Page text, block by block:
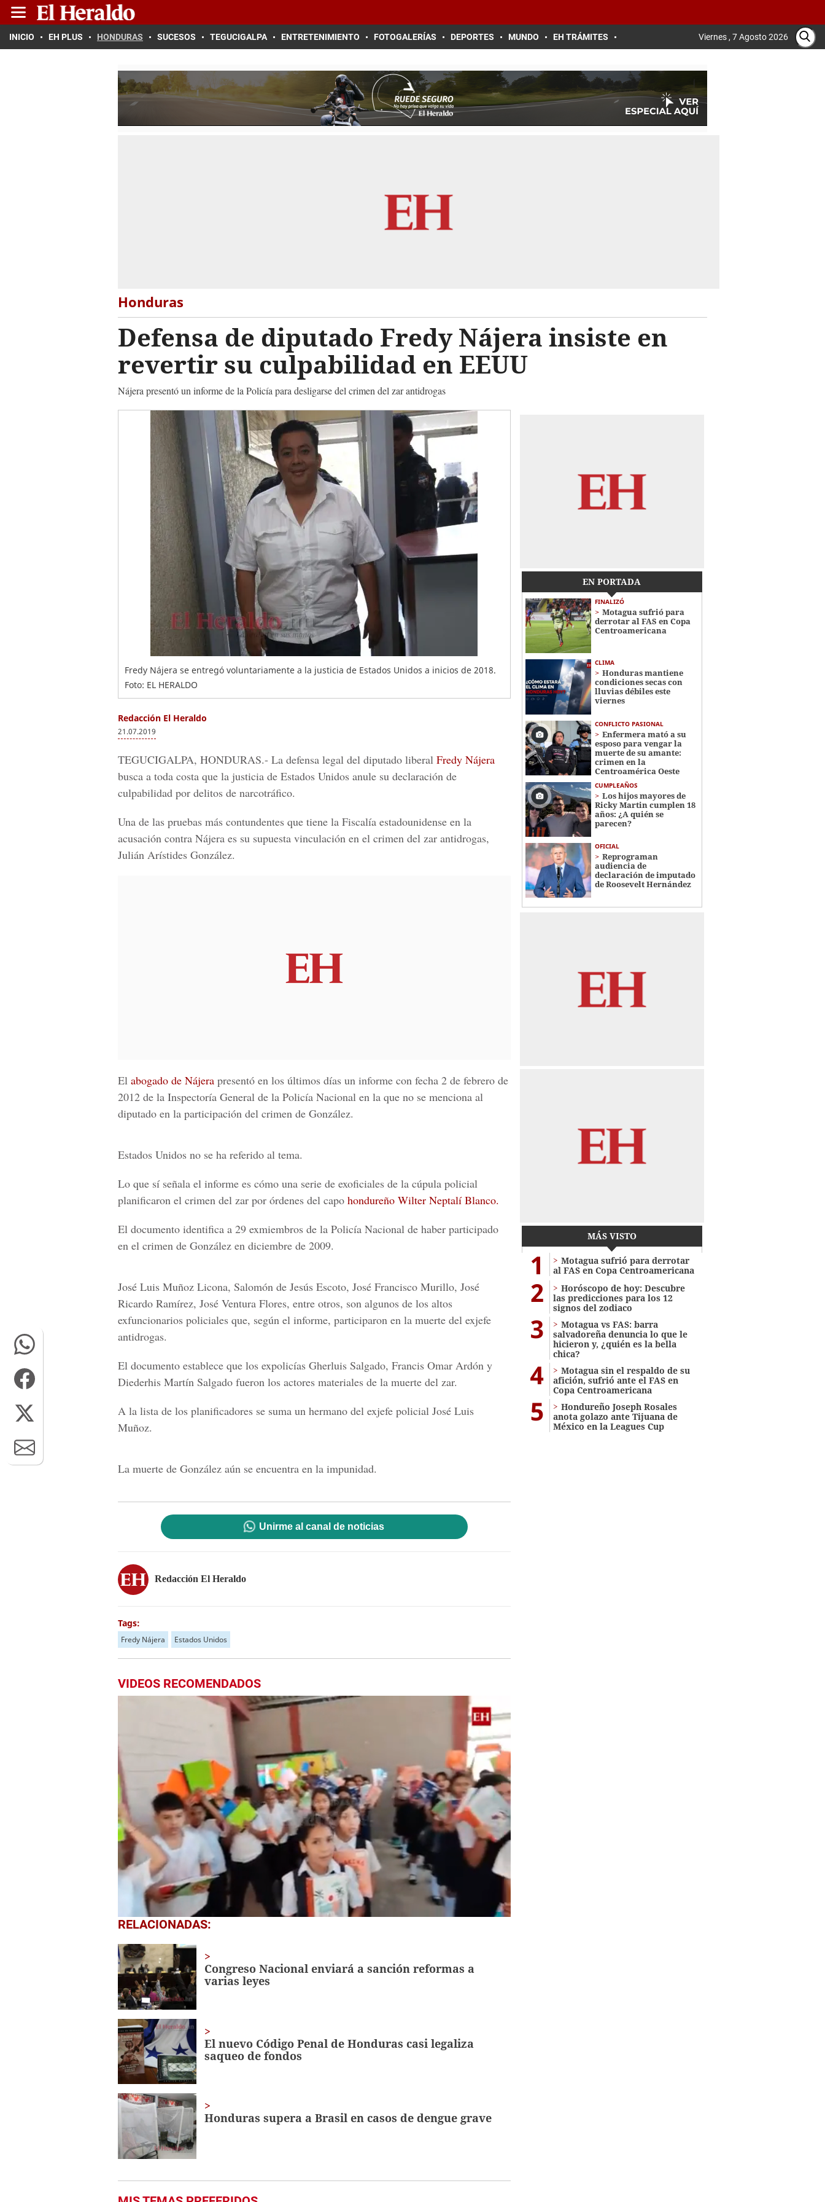
INICIO EH PLUS HONDURAS SUCESOS TEGUCIGALPA ENTRETENIMIENTO FOTOGALERÍAS DEPORTES MUNDO EH TRÁMITES Viernes , 7 Agosto 2026
Honduras
Defensa de diputado Fredy Nájera insiste en
revertir su culpabilidad en EEUU
Nájera presentó un informe de la Policía para desligarse del crimen del zar antidrogas
Fredy Nájera se entregó voluntariamente a la justicia de Estados Unidos a inicios de 2018.
Foto: EL HERALDO
Redacción El Heraldo
21.07.2019
TEGUCIGALPA, HONDURAS.- La defensa legal del diputado liberal Fredy Nájera
busca a toda costa que la justicia de Estados Unidos anule su declaración de
culpabilidad por delitos de narcotráfico.
Una de las pruebas más contundentes que tiene la Fiscalía estadounidense en la
acusación contra Nájera es su supuesta vinculación en el crimen del zar antidrogas,
Julián Arístides González.
El abogado de Nájera presentó en los últimos días un informe con fecha 2 de febrero de
2012 de la Inspectoría General de la Policía Nacional en la que no se menciona al
diputado en la participación del crimen de González.
Estados Unidos no se ha referido al tema.
Lo que sí señala el informe es cómo una serie de exoficiales de la cúpula policial
planificaron el crimen del zar por órdenes del capo hondureño Wilter Neptalí Blanco.
El documento identifica a 29 exmiembros de la Policía Nacional de haber participado
en el crimen de González en diciembre de 2009.
José Luis Muñoz Licona, Salomón de Jesús Escoto, José Francisco Murillo, José
Ricardo Ramírez, José Ventura Flores, entre otros, son algunos de los altos
exfuncionarios policiales que, según el informe, participaron en la muerte del exjefe
antidrogas.
El documento establece que los expolicías Gherluis Salgado, Francis Omar Ardón y
Diederhis Martín Salgado fueron los actores materiales de la muerte del zar.
A la lista de los planificadores se suma un hermano del exjefe policial José Luis
Muñoz.
La muerte de González aún se encuentra en la impunidad.
Unirme al canal de noticias
Redacción El Heraldo
Tags:
Fredy Nájera Estados Unidos
VIDEOS RECOMENDADOS
0
seconds
1
minute,
56
secondsVolume
0%
RELACIONADAS:
Congreso Nacional enviará a sanción reformas a
varias leyes
El nuevo Código Penal de Honduras casi legaliza
saqueo de fondos
Honduras supera a Brasil en casos de dengue grave
EN PORTADA
FINALIZÓ
Motagua sufrió para
derrotar al FAS en Copa
Centroamericana
CLIMA
Honduras mantiene
condiciones secas con
lluvias débiles este
viernes
CONFLICTO PASIONAL
Enfermera mató a su
esposo para vengar la
muerte de su amante:
crimen en la
Centroamérica Oeste
CUMPLEAÑOS
Los hijos mayores de
Ricky Martin cumplen 18
años: ¿A quién se
parecen?
OFICIAL
Reprograman
audiencia de
declaración de imputado
de Roosevelt Hernández
MÁS VISTO
1
Motagua sufrió para derrotar
al FAS en Copa Centroamericana
2
Horóscopo de hoy: Descubre
las predicciones para los 12
signos del zodiaco
3
Motagua vs FAS: barra
salvadoreña denuncia lo que le
hicieron y, ¿quién es la bella
chica?
4
Motagua sin el respaldo de su
afición, sufrió ante el FAS en
Copa Centroamericana
5
Hondureño Joseph Rosales
anota golazo ante Tijuana de
México en la Leagues Cup